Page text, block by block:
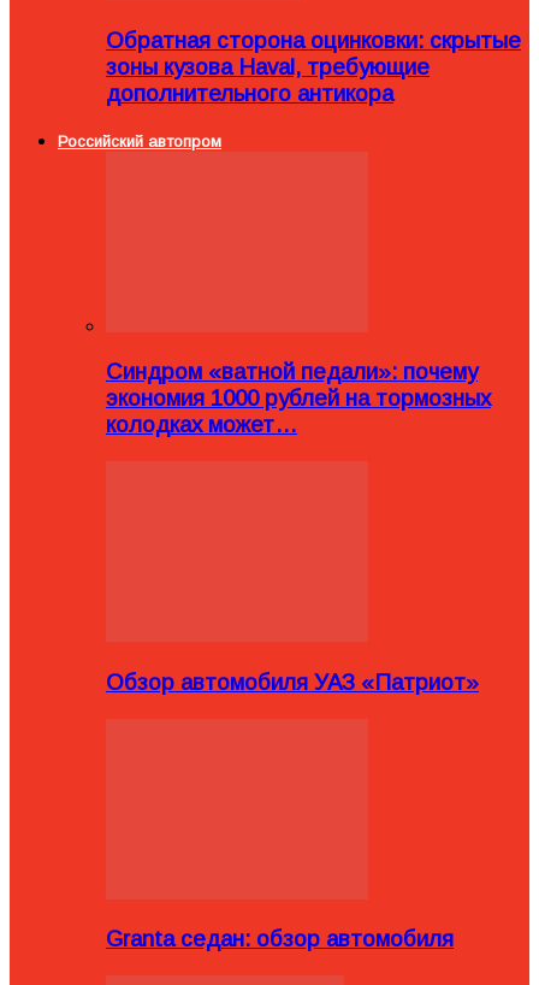
Обратная сторона оцинковки: скрытые
зоны кузова Haval, требующие
дополнительного антикора
Российский автопром
Синдром «ватной педали»: почему
экономия 1000 рублей на тормозных
колодках может…
Обзор автомобиля УАЗ «Патриот»
Granta седан: обзор автомобиля